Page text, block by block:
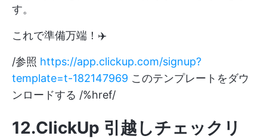
す。
これで準備万端！✈️
/参照 https://app.clickup.com/signup?
template=t-182147969 このテンプレートをダウ
ンロードする /%href/
12.ClickUp 引越しチェックリ